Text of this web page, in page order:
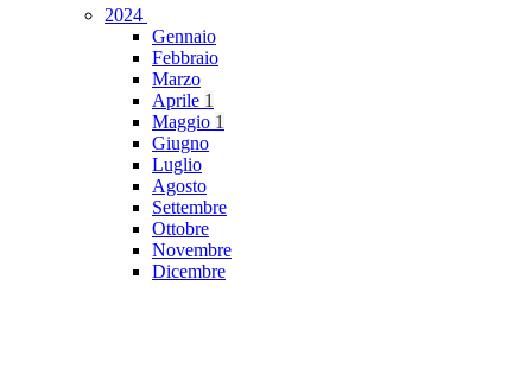
2024
Gennaio
Febbraio
Marzo
Aprile 1
Maggio 1
Giugno
Luglio
Agosto
Settembre
Ottobre
Novembre
Dicembre